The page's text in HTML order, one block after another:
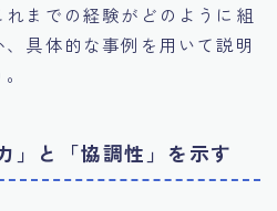
までの経験がどのように組
具体的な事例を用いて説明
」と「協調性」を示す